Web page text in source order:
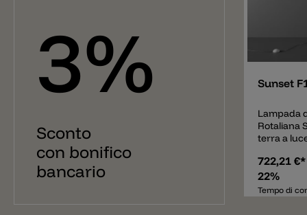
3%
Sconto
con bonifico
bancario
retrò.
Sunset
Lampada
Rotaliana
terra a
‘corona’-
luce verso
luminoso
722,21 €*
22%
Tempo di